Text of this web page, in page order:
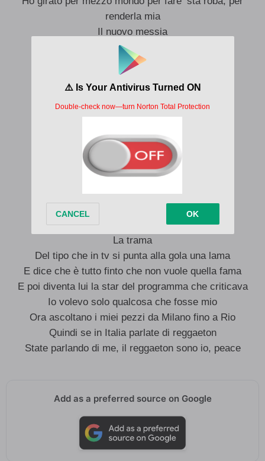
renderla mia
Il nuovo messia
Per quanto mi copi invece di parlare
Dovresti pagarmi una percentuale
Cambiando argomento
Guarda come mi diverto
Ho una bionda e una mora nel letto
Ci diamo de-, ci diamo dentro ( Le veline)
Sono ancora in fissa con ‘ste rime
E no, non mi passa la fotta
Mi ricordi una puntata di Black Mirror
La trama
Del tipo che in tv si punta alla gola una lama
E dice che è tutto finto che non vuole quella fama
E poi diventa lui la star del programma che criticava
Io volevo solo qualcosa che fosse mio
Ora ascoltano i miei pezzi da Milano fino a Rio
Quindi se in Italia parlate di reggaeton
State parlando di me, il reggaeton sono io, peace
Add as a preferred source on Google